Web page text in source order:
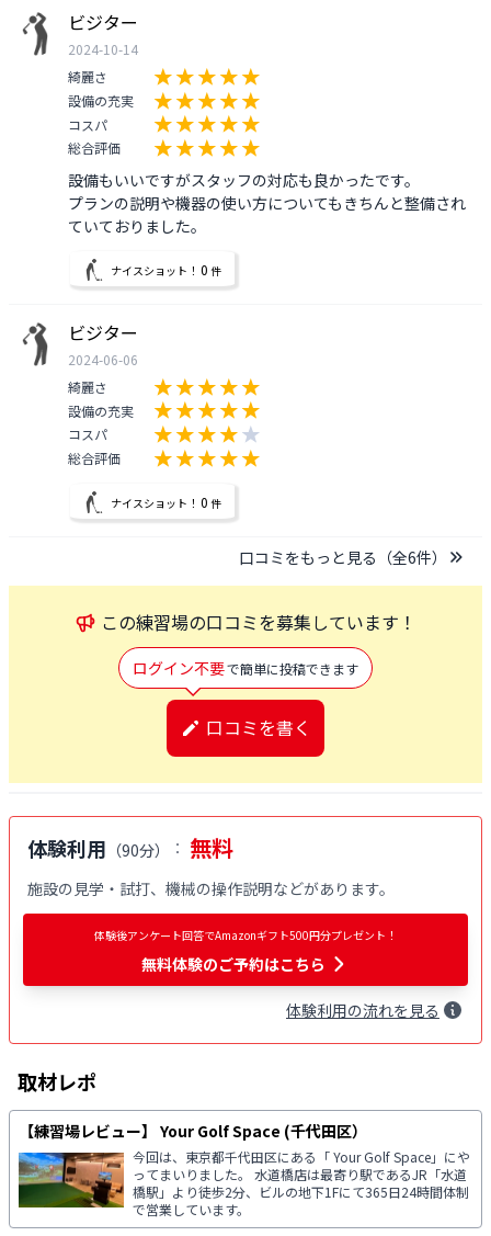
ビジター
2024-10-14
綺麗さ
設備の充実
コスパ
総合評価
設備もいいですがスタッフの対応も良かったです。
プランの説明や機器の使い方についてもきちんと整備され
ていておりました。
ナイスショット！ 0 件
ビジター
2024-06-06
綺麗さ
設備の充実
コスパ
総合評価
ナイスショット！ 0 件
口コミをもっと見る（全6件）
この練習場の口コミを募集しています！
ログイン不要で簡単に投稿できます
口コミを書く
体験利用 （90分） ： 無料
施設の見学・試打、機械の操作説明などがあります。
体験後アンケート回答でAmazonギフト500円分プレゼント！
無料体験のご予約はこちら
体験利用の流れを見る
取材レポ
【練習場レビュー】 Your Golf Space (千代田区）
今回は、東京都千代田区にある「 Your Golf Space」にや
ってまいりました。 水道橋店は最寄り駅であるJR「水道
橋駅」より徒歩2分、ビルの地下1Fにて365日24時間体制
で営業しています。